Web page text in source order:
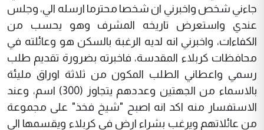
جاءني شخص واخبرني ان شخصا محترما ارسله الي، وجلس
عندي واستعرض تاريخه المشرف وهو يحسب من
الكفاءات، واخبرني انه لديه الرغبة بالسكن هو وعائلته في
محافظات كربلاء المقدسة، فاخبرته بضرورة تقديم طلب
رسمي واعطاني الطلب المكون من ثلاثة اوراق مليئة
بالاسماء من الجهتين وعددهم يتجاوز (300) اسم، وعند
الاستفسار منه اكد انه اصبح "شيخ فخذ" على مجموعة
من عائلاتهم ويرغب بشراء ارض في كربلاء ويقسمها الى